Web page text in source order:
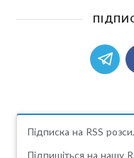
Підписка на RSS
Підпишіться на нашу